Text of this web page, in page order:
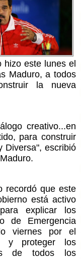
este lunes el
Maduro, a todos
la nueva
creativo...en
para construir
Diversa", escribió
recordó que este
está activo
explicar los
de Emergencia
viernes por el
y proteger los
de todos los